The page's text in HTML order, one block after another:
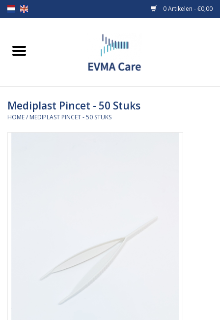
0 Artikelen - €0,00
Home
Borstvoeding
Voeding
Verzorging & Beauty
Mediplast Pincet - 50 Stuks
HOME/ MEDIPLAST PINCET - 50 STUKS